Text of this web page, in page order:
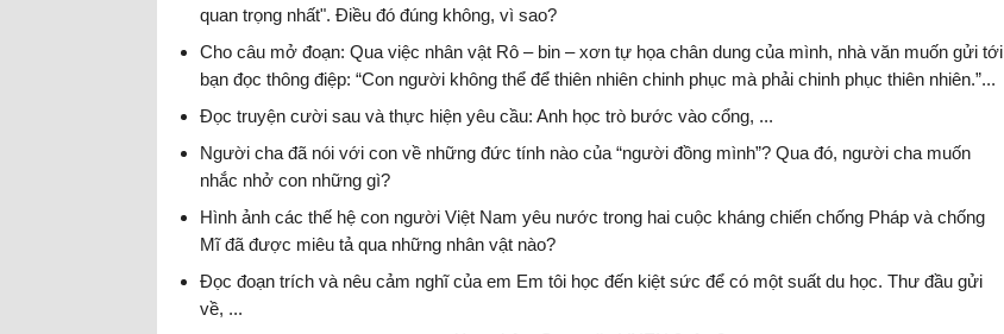
quan trọng nhất". Điều đó đúng không, vì sao?
Cho câu mở đoạn: Qua việc nhân vật Rô – bin – xơn tự họa chân dung của mình, nhà văn muốn gửi tới
bạn đọc thông điệp: “Con người không thể để thiên nhiên chinh phục mà phải chinh phục thiên nhiên.”...
Đọc truyện cười sau và thực hiện yêu cầu: Anh học trò bước vào cổng, ...
Người cha đã nói với con về những đức tính nào của “người đồng mình”? Qua đó, người cha muốn
nhắc nhở con những gì?
Hình ảnh các thế hệ con người Việt Nam yêu nước trong hai cuộc kháng chiến chống Pháp và chống
Mĩ đã được miêu tả qua những nhân vật nào?
Đọc đoạn trích và nêu cảm nghĩ của em Em tôi học đến kiệt sức để có một suất du học. Thư đầu gửi
về, ...